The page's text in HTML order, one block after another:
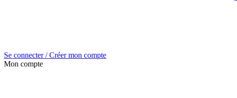
Se connecter / Créer mon compte
Mon compte